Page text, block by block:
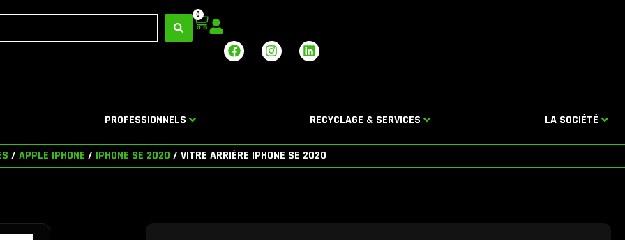
0
Panier
F
a
I
n
m
L
i
i
PROFESSIONNELS RECYCLAGE & SERVICES LA SOCIÉTÉ
/ APPLE IPHONE / IPHONE SE 2020 / VITRE ARRIÈRE IPHONE SE 2020